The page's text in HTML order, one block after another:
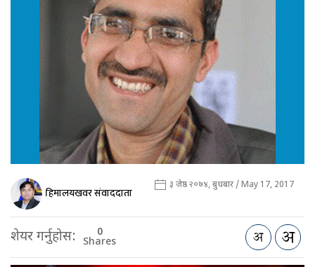
हिमालयखवर संवाददाता ३ जेष्ठ २०७४, बुधबार / May 17, 2017
शेयर गर्नुहोस: 0
Shares